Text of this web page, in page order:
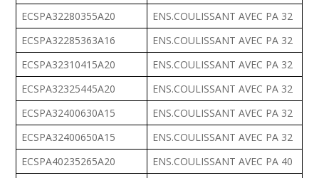
ECSPA32280355A20
ENS.COULISSANT AVEC PA 32
ECSPA32285363A16
ENS.COULISSANT AVEC PA 32
ECSPA32310415A20
ENS.COULISSANT AVEC PA 32
ECSPA32325445A20
ENS.COULISSANT AVEC PA 32
ECSPA32400630A15
ENS.COULISSANT AVEC PA 32
ECSPA32400650A15
ENS.COULISSANT AVEC PA 32
ECSPA40235265A20
ENS.COULISSANT AVEC PA 40